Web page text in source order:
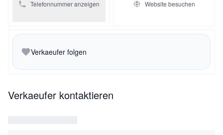
Telefonnummer anzeigen Website besuchen
Verkaeufer folgen
Verkaeufer kontaktieren